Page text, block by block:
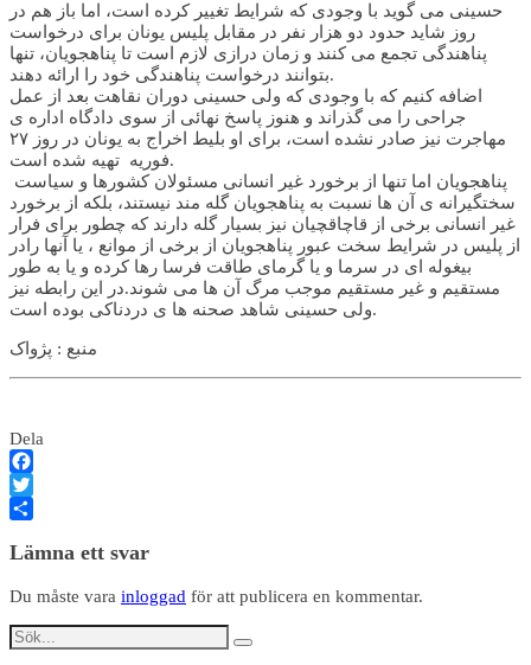
حسینی می گوید با وجودی که شرایط تغییر کرده است، اما باز هم در
روز شاید حدود دو هزار نفر در مقابل پلیس یونان برای درخواست
پناهندگی تجمع می کنند و زمان درازی لازم است تا پناهجویان، تنها
بتوانند درخواست پناهندگی خود را ارائه دهند.
اضافه کنیم که با وجودی که ولی حسینی دوران نقاهت بعد از عمل
جراحی را می گذراند و هنوز پاسخ نهائی از سوی دادگاه اداره ی
مهاجرت نیز صادر نشده است، برای او بلیط اخراج به یونان در روز ۲۷
فوریه تهیه شده است.
سختگیرانه ی آن ها نسبت به پناهجویان گله مند نیستند، بلکه از برخورد
غیر انسانی برخی از قاچاقچیان نیز بسیار گله دارند که چطور برای فرار
از پلیس در شرایط سخت عبور پناهجویان از برخی از موانع ، یا آنها رادر
بیغوله ای در سرما و یا گرمای طاقت فرسا رها کرده و یا به طور
مستقیم و غیر مستقیم موجب مرگ آن ها می شوند.در این رابطه نیز
ولی حسینی شاهد صحنه ها ی دردناکی بوده است.
منبع : پژواک
Dela
Facebook
Twitter
Lämna ett svar
Du måste vara inloggad för att publicera en kommentar.